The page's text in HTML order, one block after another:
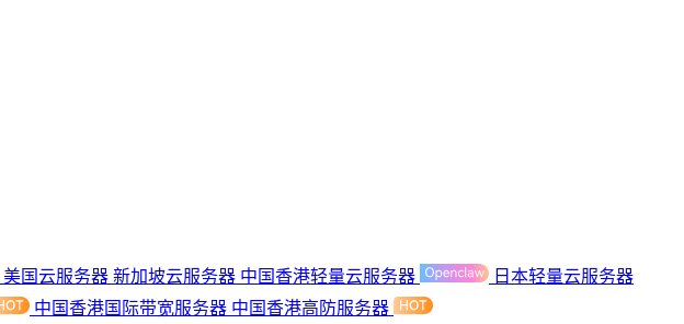
美国云服务器 新加坡云服务器 中国香港轻量云服务器
日本轻量云服务器
中国香港国际带宽服务器 中国香港高防服务器